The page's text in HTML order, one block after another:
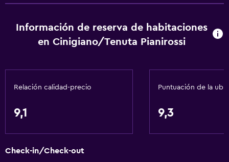
Gel de ducha
Aire acondicionado
Accesibilidad y adecuación
Unidad accesible para personas en silla de ruedas
extra)
Accesibilidad
Información de reserva de habitaciones
en Cinigiano/Tenuta Pianirossi
Relación calidad-precio
9,1
Puntuación de la
9,3
Check-in/Check-out